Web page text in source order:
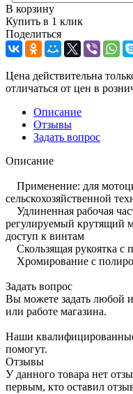
В корзину
Купить в 1 клик
Поделиться
Цена действительна
отличаться от цен в
Описание
Отзывы
Задать вопрос
Описание
Применение: для
сельскохозяйственной
Удлиненная рабочая
регулируемый крутящий
доступ к винтам
Скользящая рукоятка с
Хромирование с
Задать вопрос
Вы можете задать любой
или работе магазина.
Наши
помогут.
Отзывы
У данного товара нет
первым, кто оставил